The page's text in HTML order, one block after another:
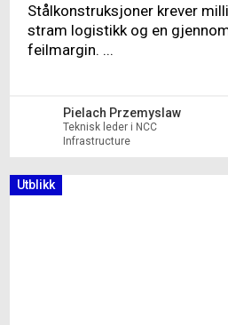
Stålkonstruksjoner krever
stram logistikk og en
feilmargin. ...
Pielach Przemyslaw
Teknisk leder i NCC
Infrastructure
Utblikk